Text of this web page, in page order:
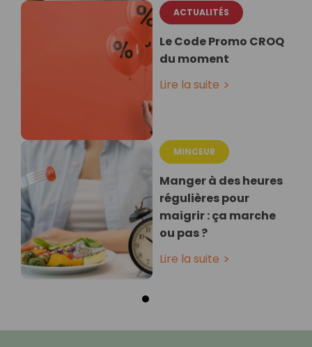
ACTUALITÉS
Le Code Promo CROQ
du moment
Lire la suite
MINCEUR
Manger à des heures
régulières pour
maigrir : ça marche
ou pas ?
Lire la suite